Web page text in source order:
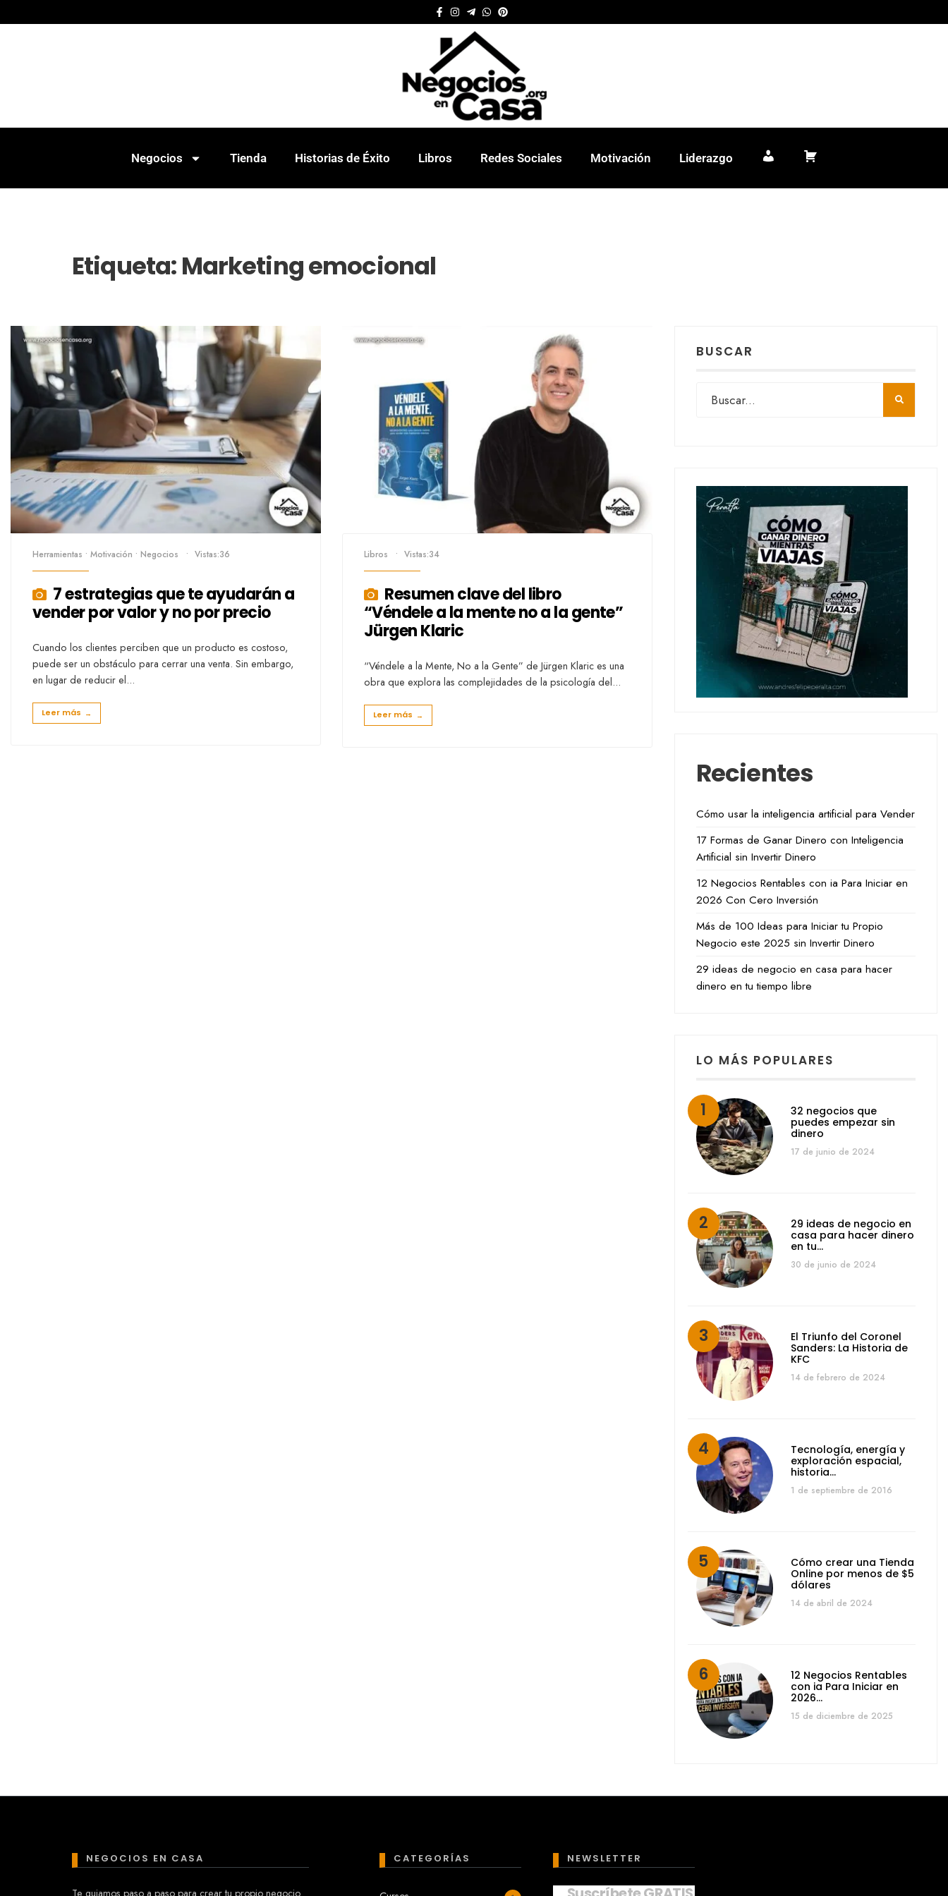
Negocios Tienda Historias de Éxito Libros Redes Sociales Motivación Liderazgo Mi cuentaCarrito
Etiqueta:Marketing emocional
Herramientas • Motivación • Negocios • Vistas:36
7 estrategias que te ayudarán a
vender por valor y no por precio
Cuando los clientes perciben que un producto es costoso,
puede ser un obstáculo para cerrar una venta. Sin embargo,
en lugar de reducir el...
Leer más →
Libros • Vistas:34
Resumen clave del libro
“Véndele a la mente no a la gente”
Jürgen Klaric
“Véndele a la Mente, No a la Gente” de Jürgen Klaric es una
obra que explora las complejidades de la psicología del...
Leer más →
BUSCAR
Recientes
Cómo usar la inteligencia artificial para Vender
17 Formas de Ganar Dinero con Inteligencia
Artificial sin Invertir Dinero
12 Negocios Rentables con ia Para Iniciar en
2026 Con Cero Inversión
Más de 100 Ideas para Iniciar tu Propio
Negocio este 2025 sin Invertir Dinero
29 ideas de negocio en casa para hacer
dinero en tu tiempo libre
LO MÁS POPULARES
32 negocios que
puedes empezar sin
dinero
17 de junio de 2024
29 ideas de negocio en
casa para hacer dinero
en tu…
30 de junio de 2024
El Triunfo del Coronel
Sanders: La Historia de
KFC
14 de febrero de 2024
Tecnología, energía y
exploración espacial,
historia…
1 de septiembre de 2016
Cómo crear una Tienda
Online por menos de $5
dólares
14 de abril de 2024
12 Negocios Rentables
con ia Para Iniciar en
2026…
15 de diciembre de 2025
NEGOCIOS EN CASA CATEGORÍAS NEWSLETTER